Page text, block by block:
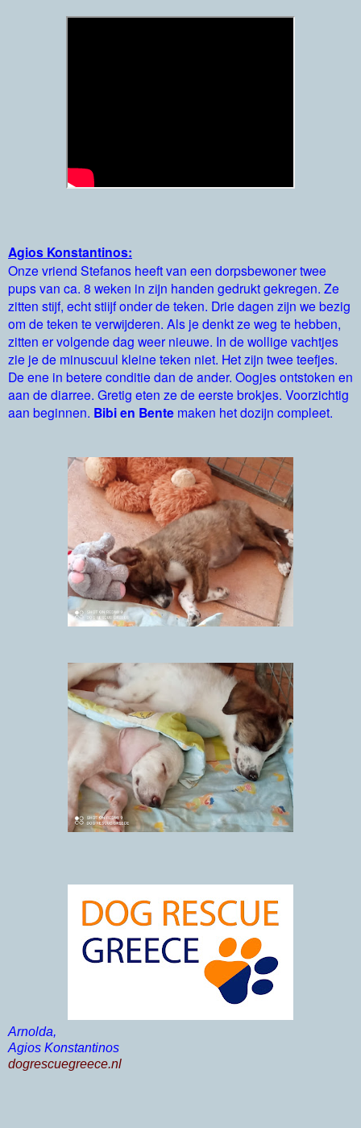
Agios Konstantinos:
Onze vriend Stefanos heeft van een dorpsbewoner twee
pups van ca. 8 weken in zijn handen gedrukt gekregen. Ze
zitten stijf, echt stiijf onder de teken. Drie dagen zijn we bezig
om de teken te verwijderen. Als je denkt ze weg te hebben,
zitten er volgende dag weer nieuwe. In de wollige vachtjes
zie je de minuscuul kleine teken niet. Het zijn twee teefjes.
De ene in betere conditie dan de ander. Oogjes ontstoken en
aan de diarree. Gretig eten ze de eerste brokjes. Voorzichtig
aan beginnen. Bibi en Bente maken het dozijn compleet.
Arnolda,
Agios Konstantinos
dogrescuegreece.nl